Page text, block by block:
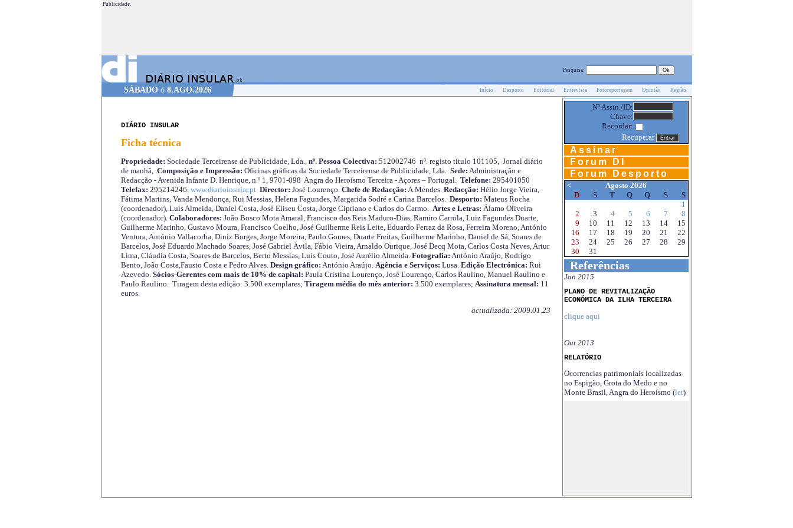
Publicidade.
Pesquisa:
SÁBADO o 8.AGO.2026 Início Desporto Editorial Entrevista Fotoreportagem Opinião Região
DIÁRIO INSULAR
Ficha técnica
Propriedade: Sociedade Terceirense de Publicidade, Lda.,nº. Pessoa Colectiva: 512002746 nº. registo título 101105, Jornal diário
de manhã, Composição e Impressão: Oficinas gráficas da Sociedade Terceirense de Publicidade, Lda. Sede: Administração e
Redacção - Avenida Infante D. Henrique, n.º 1, 9701-098 Angra do Heroísmo Terceira - Açores – Portugal. Telefone: 295401050
Telefax: 295214246. www.diarioinsular.pt Director: José Lourenço. Chefe de Redacção: A.Mendes. Redacção: Hélio Jorge Vieira,
Fátima Martins, Vanda Mendonça, Rui Messias, Helena Fagundes, Margarida Sodré e Carina Barcelos. Desporto: Mateus Rocha
(coordenador), Luís Almeida, Daniel Costa, José Eliseu Costa, Jorge Cipriano e Carlos do Carmo. Artes e Letras: Álamo Oliveira
(coordenador). Colaboradores: João Bosco Mota Amaral, Francisco dos Reis Maduro-Dias, Ramiro Carrola, Luiz Fagundes Duarte,
Guilherme Marinho, Gustavo Moura, Francisco Coelho, José Guilherme Reis Leite, Eduardo Ferraz da Rosa, Ferreira Moreno, António
Ventura, António Vallacorba, Diniz Borges, Jorge Moreira, Paulo Gomes, Duarte Freitas, Guilherme Marinho, Daniel de Sá, Soares de
Barcelos, José Eduardo Machado Soares, José Gabriel Ávila, Fábio Vieira, Arnaldo Ourique, José Decq Mota, Carlos Costa Neves, Artur
Lima, Cláudia Costa, Soares de Barcelos, Berto Messias, Luis Couto, José Aurélio Almeida. Fotografia: António Araújo, Rodrigo
Bento, João Costa,Fausto Costa e Pedro Alves. Design gráfico: António Araújo. Agência e Serviços: Lusa. Edição Electrónica: Rui
Azevedo. Sócios-Gerentes com mais de 10% de capital: Paula Cristina Lourenço, José Lourenço, Carlos Raulino, Manuel Raulino e
Paulo Raulino. Tiragem desta edição: 3.500 exemplares; Tiragem média do mês anterior: 3.500 exemplares; Assinatura mensal: 11
euros.
actualizada: 2009.01.23
Nº Assin./ID:
Chave:
Recordar:
Recuperar
Assinar
Forum DI
Forum Desporto
<
Agosto 2026
D
S T Q Q S
S
1
2
3 4 5 6 7
8
9
10 11 12 13 14
15
16
17 18 19 20 21
22
23
24 25 26 27 28
29
30
31
Referências
Jan.2015
PLANO DE REVITALIZAÇÃO
ECONÓMICA DA ILHA TERCEIRA
clique aqui
Out.2013
RELATÓRIO
Ocorrencias patrimoniais localizadas
no Espigão, Grota do Medo e no
Monte Brasil, Angra do Heroísmo (ler)